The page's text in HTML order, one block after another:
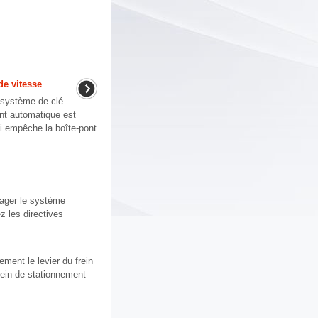
vitesse
de clé
automatique est
empêche la boîte-pont
le système
les directives
le levier du frein
de stationnement